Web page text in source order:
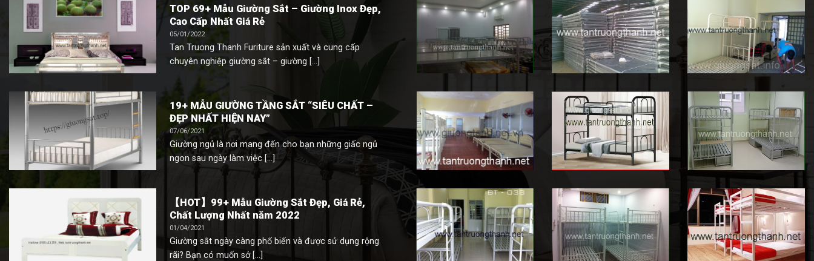
TOP 69+ Mẫu Giường Sắt – Giường Inox Đẹp,
Cao Cấp Nhất Giá Rẻ
05/01/2022
Tan Truong Thanh Furiture sản xuất và cung cấp
chuyên nghiệp giường sắt – giường [...]
19+ MẪU GIƯỜNG TẦNG SẮT “SIÊU CHẤT –
ĐẸP NHẤT HIỆN NAY”
07/06/2021
Giường ngủ là nơi mang đến cho bạn những giấc ngủ
ngon sau ngày làm việc [...]
【HOT】99+ Mẫu Giường Sắt Đẹp, Giá Rẻ,
Chất Lượng Nhất năm 2022
01/04/2021
Giường sắt ngày càng phổ biến và được sử dụng rộng
rãi? Bạn có muốn sở [...]